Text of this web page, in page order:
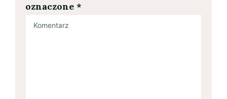
oznaczone *